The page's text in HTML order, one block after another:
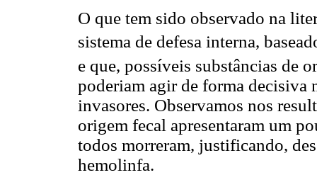
O que tem sido observado na
sistema de defesa interna,
e que, possíveis substâncias de
poderiam agir de forma decisiva
invasores. Observamos nos
origem fecal apresentaram um
todos morreram, justificando,
hemolinfa.